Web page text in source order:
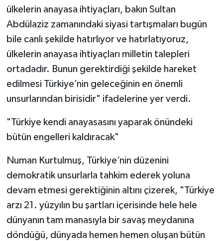
ülkelerin anayasa ihtiyaçları, bakın Sultan
Abdülaziz zamanındaki siyasi tartışmaları bugün
bile canlı şekilde hatırlıyor ve hatırlatıyoruz,
ülkelerin anayasa ihtiyaçları milletin talepleri
ortadadır. Bunun gerektirdiği şekilde hareket
edilmesi Türkiye’nin geleceğinin en önemli
unsurlarından birisidir" ifadelerine yer verdi.
"Türkiye kendi anayasasını yaparak önündeki
bütün engelleri kaldıracak"
Numan Kurtulmuş, Türkiye’nin düzenini
demokratik unsurlarla tahkim ederek yoluna
devam etmesi gerektiğinin altını çizerek, "Türkiye
arzı 21. yüzyılın bu şartları içerisinde hele hele
dünyanın tam manasıyla bir savaş meydanına
döndüğü, dünyada hemen hemen oluşan bütün